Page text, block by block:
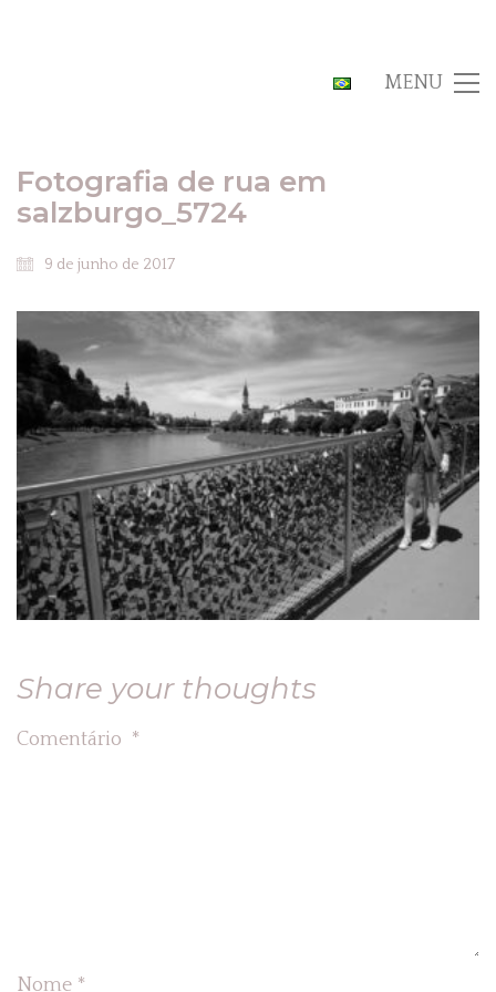
MENU
Fotografia de rua em
salzburgo_5724
9 de junho de 2017
Share your thoughts
Comentário *
Nome *